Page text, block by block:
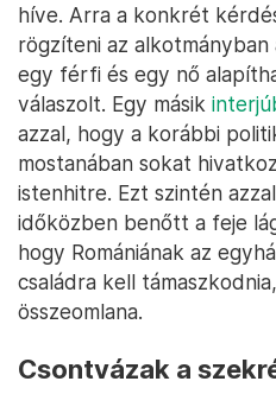
híve. Arra a konkrét
rögzíteni az
egy férfi és egy nő
válaszolt. Egy másik
azzal, hogy a korábbi
mostanában sokat
istenhitre. Ezt szintén
időközben benőtt a feje
hogy Romániának az
családra kell
összeomlana.
Csontvázak a